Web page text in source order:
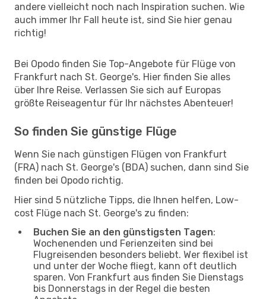
andere vielleicht noch nach Inspiration suchen. Wie
auch immer Ihr Fall heute ist, sind Sie hier genau
richtig!
Bei Opodo finden Sie Top-Angebote für Flüge von
Frankfurt nach St. George's. Hier finden Sie alles
über Ihre Reise. Verlassen Sie sich auf Europas
größte Reiseagentur für Ihr nächstes Abenteuer!
So finden Sie günstige Flüge
Wenn Sie nach günstigen Flügen von Frankfurt
(FRA) nach St. George's (BDA) suchen, dann sind Sie
finden bei Opodo richtig.
Hier sind 5 nützliche Tipps, die Ihnen helfen, Low-
cost Flüge nach St. George's zu finden:
Buchen Sie an den günstigsten Tagen:
Wochenenden und Ferienzeiten sind bei
Flugreisenden besonders beliebt. Wer flexibel ist
und unter der Woche fliegt, kann oft deutlich
sparen. Von Frankfurt aus finden Sie Dienstags
bis Donnerstags in der Regel die besten